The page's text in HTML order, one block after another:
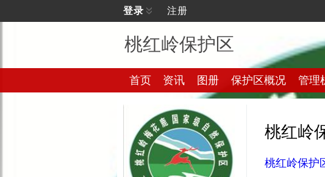
登录 注册
桃红岭保护区
首页 资讯 图册 保护区概况 管理
桃红岭
桃红岭保护